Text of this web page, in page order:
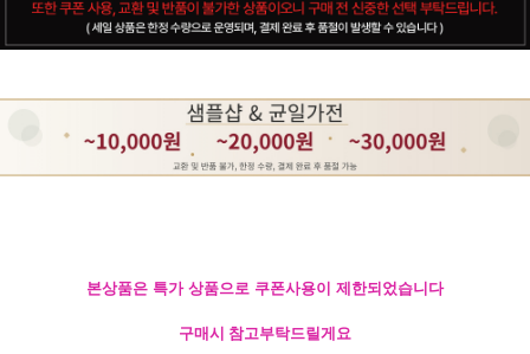
본상품은 특가 상품으로 쿠폰사용이 제한되었습니다
구매시 참고부탁드릴게요